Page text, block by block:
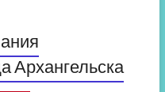
Архангельска